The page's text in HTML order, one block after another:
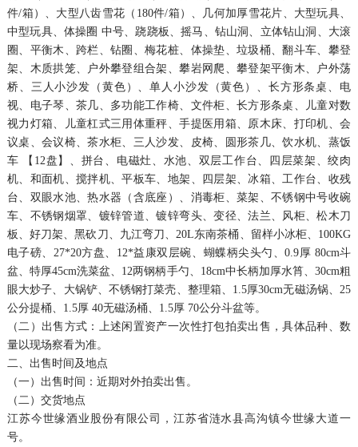
件/箱）、大型八齿雪花（180件/箱）、几何加厚雪花片、大型玩具、
中型玩具、体操圈 中号、跷跷板、摇马、钻山洞、立体钻山洞、大滚
圈、平衡木、跨栏、钻圈、梅花桩、体操垫、垃圾桶、翻斗车、攀登
架、木质拱笼、户外攀登组合架、攀岩网爬、攀登架平衡木、户外荡
桥、三人小沙发（黄色）、单人小沙发（黄色）、长方形条桌、电
视、电子琴、茶几、多功能工作椅、文件柜、长方形条桌、儿童对数
视力灯箱、儿童杠式三用体重秤、手提医用箱、原木床、打印机、会
议桌、会议椅、茶水柜、三人沙发、皮椅、圆形茶几、饮水机、蒸饭
车 【12盘】、拼台、电磁灶、水池、双层工作台、四层菜架、绞肉
机、和面机、搅拌机、平板车、地架、四层架、冰箱、工作台、收残
台、双眼水池、热水器（含底座）、消毒柜、菜架、不锈钢中号收碗
车、不锈钢烟罩、镀锌管道、镀锌弯头、变径、法兰、风柜、松木刀
板、好刀架、黑砍刀、九江弯刀、20L东南茶桶、留样小冰柜、100KG
电子磅、27*20方盘、12*益康双层碗、蝴蝶柄尖头勺、0.9厚 80cm斗
盆、特厚45cm洗菜盆、12两钢柄手勺、18cm中长柄加厚水筲、30cm粗
眼大炒子、大锅铲、不锈钢打菜壳、整理箱、1.5厚30cm无磁汤锅、25
公分提桶、1.5厚 40无磁汤桶、1.5厚 70公分斗盆等。
（二）出售方式：上述闲置资产一次性打包拍卖出售，具体品种、数
量以现场察看为准。
二、出售时间及地点
（一）出售时间：近期对外拍卖出售。
（二）交货地点
江苏今世缘酒业股份有限公司，江苏省涟水县高沟镇今世缘大道一
号。